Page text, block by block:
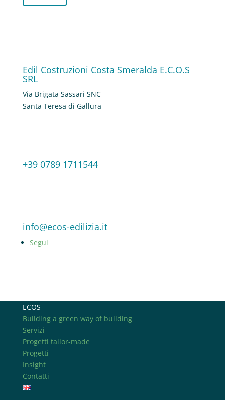
Edil Costruzioni Costa Smeralda E.C.O.S
SRL
Via Brigata Sassari SNC
Santa Teresa di Gallura
+39 0789 1711544
info@ecos-edilizia.it
Segui
ECOS
Building a green way of building
Servizi
Progetti tailor-made
Progetti
Insight
Contatti